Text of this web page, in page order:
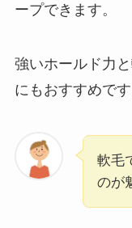
ープできます。
強いホールド力
にもおすすめです
軟毛
のが